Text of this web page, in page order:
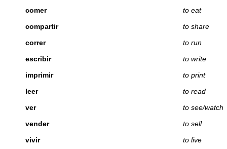
comer
to eat
compartir
to share
correr
to run
escribir
to write
imprimir
to print
leer
to read
ver
to see/watch
vender
to sell
vivir
to live